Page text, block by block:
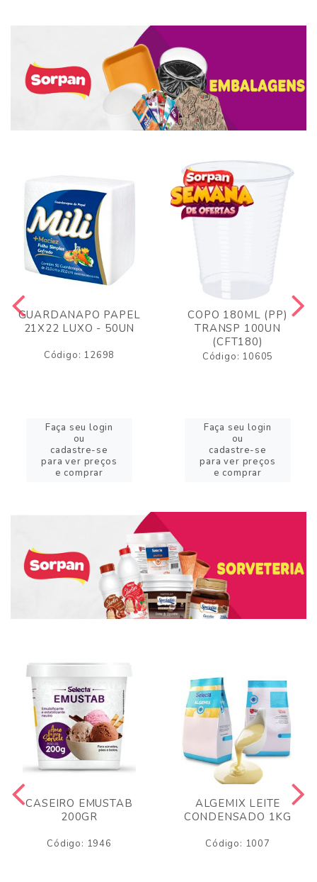
GUARDANAPO PAPEL
21X22 LUXO - 50UN
Código: 12698
Faça seu login
ou
cadastre-se
para ver preços
e comprar
COPO 180ML (PP)
TRANSP 100UN
(CFT180)
Código: 10605
Faça seu login
ou
cadastre-se
para ver preços
e comprar
CASEIRO EMUSTAB
200GR
Código: 1946
ALGEMIX LEITE
CONDENSADO 1KG
Código: 1007